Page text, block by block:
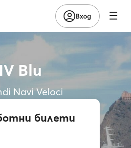
Вход
Blu
Navi Veloci
билети